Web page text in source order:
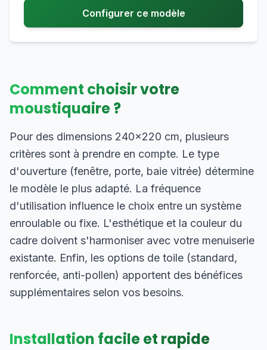
Configurer ce modèle
Comment choisir votre
moustiquaire ?
Pour des dimensions 240×220 cm, plusieurs
critères sont à prendre en compte. Le type
d'ouverture (fenêtre, porte, baie vitrée) détermine
le modèle le plus adapté. La fréquence
d'utilisation influence le choix entre un système
enroulable ou fixe. L'esthétique et la couleur du
cadre doivent s'harmoniser avec votre menuiserie
existante. Enfin, les options de toile (standard,
renforcée, anti-pollen) apportent des bénéfices
supplémentaires selon vos besoins.
Installation facile et rapide